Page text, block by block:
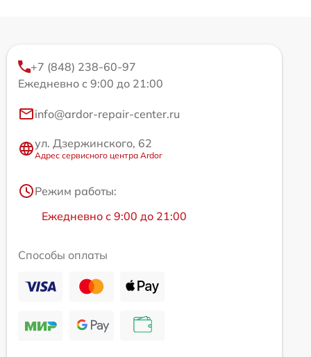
+7 (848) 238-60-97
Ежедневно с 9:00 до 21:00
info@ardor-repair-center.ru
ул. Дзержинского, 62
Адрес сервисного центра Ardor
Режим работы:
Ежедневно с 9:00 до 21:00
Способы оплаты